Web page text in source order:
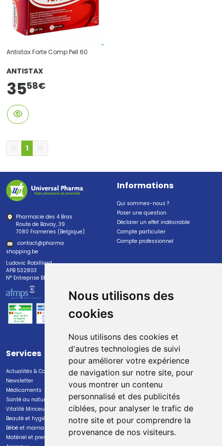
Nous utilisons des
cookies
Nous utilisons des cookies et
d'autres technologies de suivi
pour améliorer votre expérience
de navigation sur notre site, pour
vous montrer un contenu
personnalisé et des publicités
ciblées, pour analyser le trafic de
notre site et pour comprendre la
provenance de nos visiteurs.
Antistax Forte Comp Pell 60
ANTISTAX
3558€
1
Pharmacie des 4 Bras
Route de Bavay, 39
7080 Frameries (Belgique)
contact@pharma
shopping.be
Ludovic Robilliard
APB 532803
N° Entreprise BE0447.382.113
Informations
Qui sommes-nous ?
Poser une question
Déclarer un effet indésirable
Compte particulier
Compte professionnel
Services
Actualités & Conseils
Newsletter
Médicaments
Santé au naturel
Vitalité Minceur Nutrition
Beauté et hygiène
Bébé et maman
Matériel et premiers soins
Paiement
Paiement sécurisé
Livraison